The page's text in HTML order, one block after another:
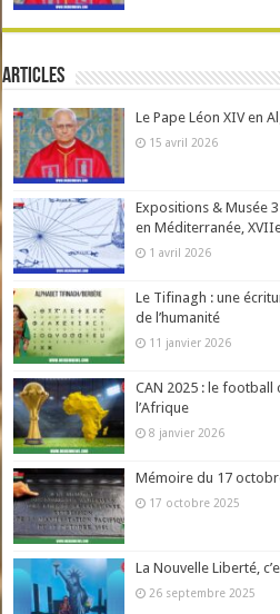
Articles
Le Pape Léon XIV en
15 avril 2026
Expositions & Musée
en Méditerranée,
1 avril 2026
Le Tifinagh : une
de l’humanité
11 janvier 2026
CAN 2025 : le football
l’Afrique
8 janvier 2026
Mémoire du 17
17 octobre 2025
La Nouvelle Liberté,
26 septembre 2025